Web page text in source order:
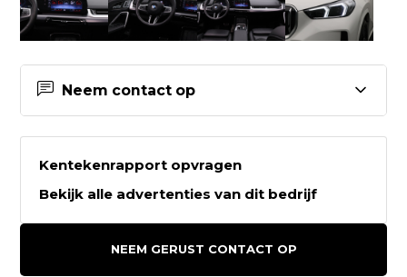
Neem contact op
Contactgegevens Hedin
Automotive Tilburg
Kentekenrapport opvragen
Bekijk alle advertenties van dit bedrijf
NEEM GERUST CONTACT OP